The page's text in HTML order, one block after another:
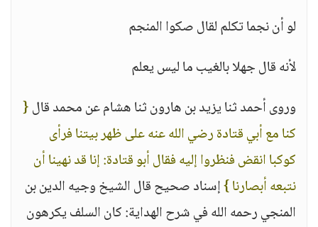
لو أن نجما تكلم لقال صكوا المنجم
لأنه قال جهلا بالغيب ما ليس يعلم
وروى أحمد ثنا يزيد بن هارون ثنا هشام عن محمد قال{
كنا مع أبي قتادة رضي الله عنه على ظهر بيتنا فرأى
كوكبا انقض فنظروا إليه فقال أبو قتادة: إنا قد نهينا أن
نتبعه أبصارنا }إسناد صحيح قال الشيخ وجيه الدين بن
المنجي رحمه الله في شرح الهداية: كان السلف يكرهون